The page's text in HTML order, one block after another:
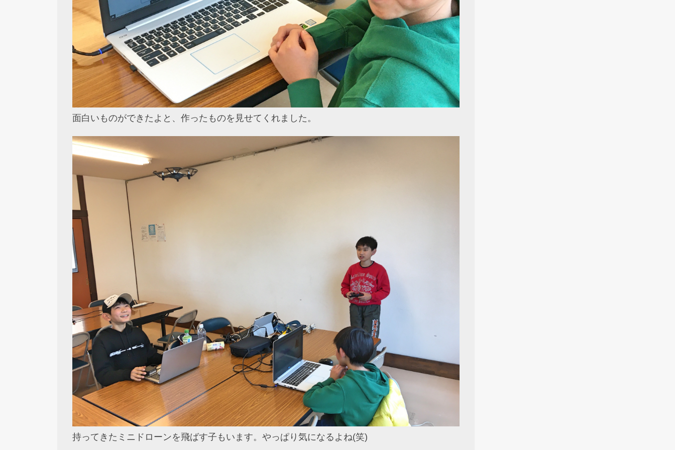
面白いものができたよと、作ったものを見せてくれました。
持ってきたミニドローンを飛ばす子もいます。やっぱり気になるよね(笑)